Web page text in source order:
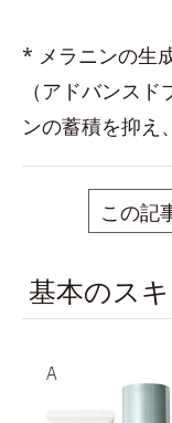
* メラニンの生
（アドバンス
ンの蓄積を抑え
この記
基本のス